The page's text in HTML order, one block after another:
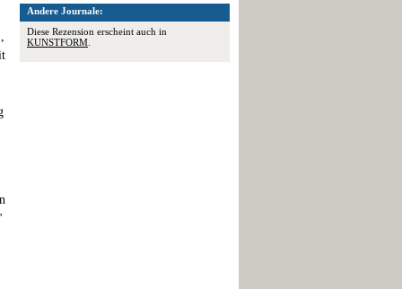
Andere Journale:
Diese Rezension erscheint auch in
KUNSTFORM